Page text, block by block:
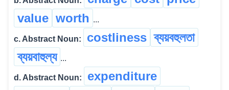
value worth ...
c. Abstract Noun: costliness ব্যয়বহুলতা
ব্যয়বাহুল্য ...
d. Abstract Noun:
expenditure